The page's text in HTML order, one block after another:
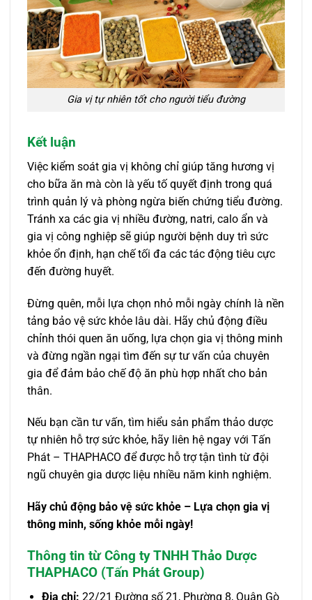
Gia vị tự nhiên tốt cho người tiểu đường
Kết luận
Việc kiểm soát gia vị không chỉ giúp tăng hương vị
cho bữa ăn mà còn là yếu tố quyết định trong quá
trình quản lý và phòng ngừa biến chứng tiểu đường.
Tránh xa các gia vị nhiều đường, natri, calo ẩn và
gia vị công nghiệp sẽ giúp người bệnh duy trì sức
khỏe ổn định, hạn chế tối đa các tác động tiêu cực
đến đường huyết.
Đừng quên, mỗi lựa chọn nhỏ mỗi ngày chính là nền
tảng bảo vệ sức khỏe lâu dài. Hãy chủ động điều
chỉnh thói quen ăn uống, lựa chọn gia vị thông minh
và đừng ngần ngại tìm đến sự tư vấn của chuyên
gia để đảm bảo chế độ ăn phù hợp nhất cho bản
thân.
Nếu bạn cần tư vấn, tìm hiểu sản phẩm thảo dược
tự nhiên hỗ trợ sức khỏe, hãy liên hệ ngay với Tấn
Phát – THAPHACO để được hỗ trợ tận tình từ đội
ngũ chuyên gia dược liệu nhiều năm kinh nghiệm.
Hãy chủ động bảo vệ sức khỏe – Lựa chọn gia vị
thông minh, sống khỏe mỗi ngày!
Thông tin từ Công ty TNHH Thảo Dược
THAPHACO (Tấn Phát Group)
Địa chỉ: 22/21 Đường số 21, Phường 8, Quận Gò